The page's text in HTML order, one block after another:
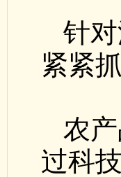
针
紧紧
农
过科